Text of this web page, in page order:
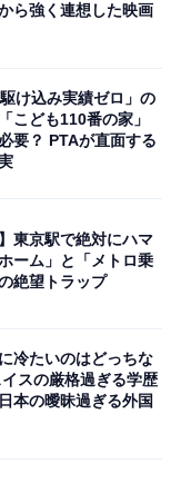
ら強く連想した映画
け込み実績ゼロ」の
こども110番の家」
要？ PTAが直面する
】東京駅で絶対にハマ
ーム」と「メトロ乗
絶望トラップ
に冷たいのはどっちな
スの厳格過ぎる学歴
本の曖昧過ぎる外国